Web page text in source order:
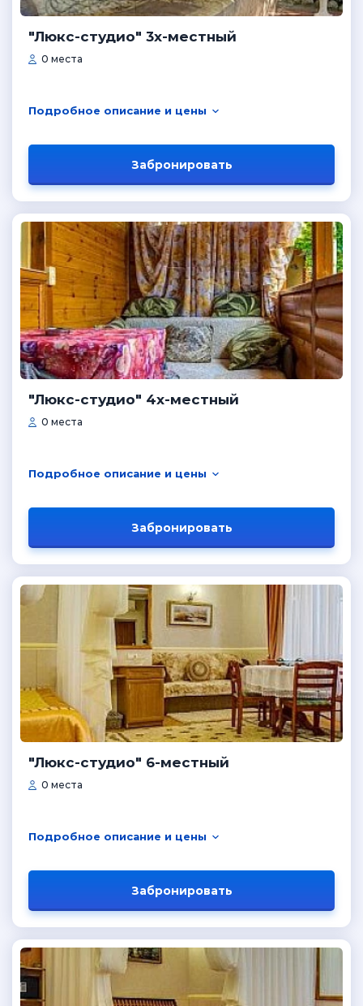
"Люкс-студио" 3х-местный
0 места
Подробное описание и цены
Забронировать
"Люкс-студио" 4х-местный
0 места
Подробное описание и цены
Забронировать
"Люкс-студио" 6-местный
0 места
Подробное описание и цены
Забронировать